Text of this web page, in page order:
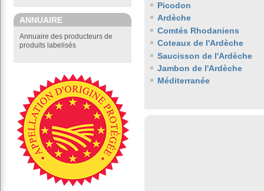
ANNUAIRE
Annuaire des producteurs de
produits labelisés
Picodon
Ardèche
Comtés Rhodaniens
Coteaux de l'Ardèche
Saucisson de l'Ardèche
Jambon de l'Ardèche
Méditerranée